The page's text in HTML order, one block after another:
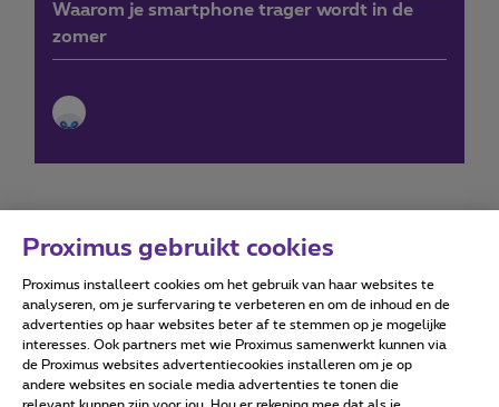
Waarom je smartphone trager wordt in de
zomer
Forumvoorwaarden Accessibility statement
Proximus gebruikt cookies
Proximus installeert cookies om het gebruik van haar websites te
analyseren, om je surfervaring te verbeteren en om de inhoud en de
advertenties op haar websites beter af te stemmen op je mogelijke
interesses. Ook partners met wie Proximus samenwerkt kunnen via
de Proximus websites advertentiecookies installeren om je op
andere websites en sociale media advertenties te tonen die